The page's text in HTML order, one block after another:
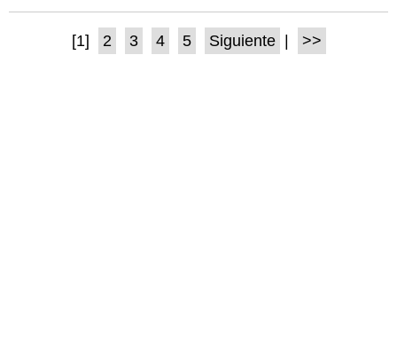
[1] 2 3 4 5 Siguiente | >>